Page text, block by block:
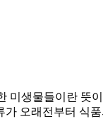
미생물들이란 뜻
오래전부터 식